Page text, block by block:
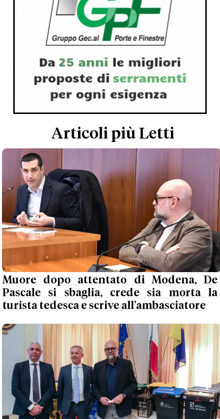
Articoli più Letti
Muore dopo attentato di Modena, De
Pascale si sbaglia, crede sia morta la
turista tedesca e scrive all'ambasciatore